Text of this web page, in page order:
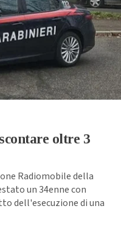
oltre 3
Radiomobile della
un 34enne con
dell'esecuzione di una